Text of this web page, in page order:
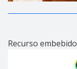
Recurso embebido